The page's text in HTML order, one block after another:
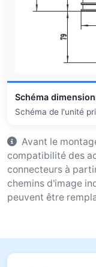
Schéma
Schéma de l'unité
Avant le
compatibilité des
connecteurs à
chemins d'image
peuvent être